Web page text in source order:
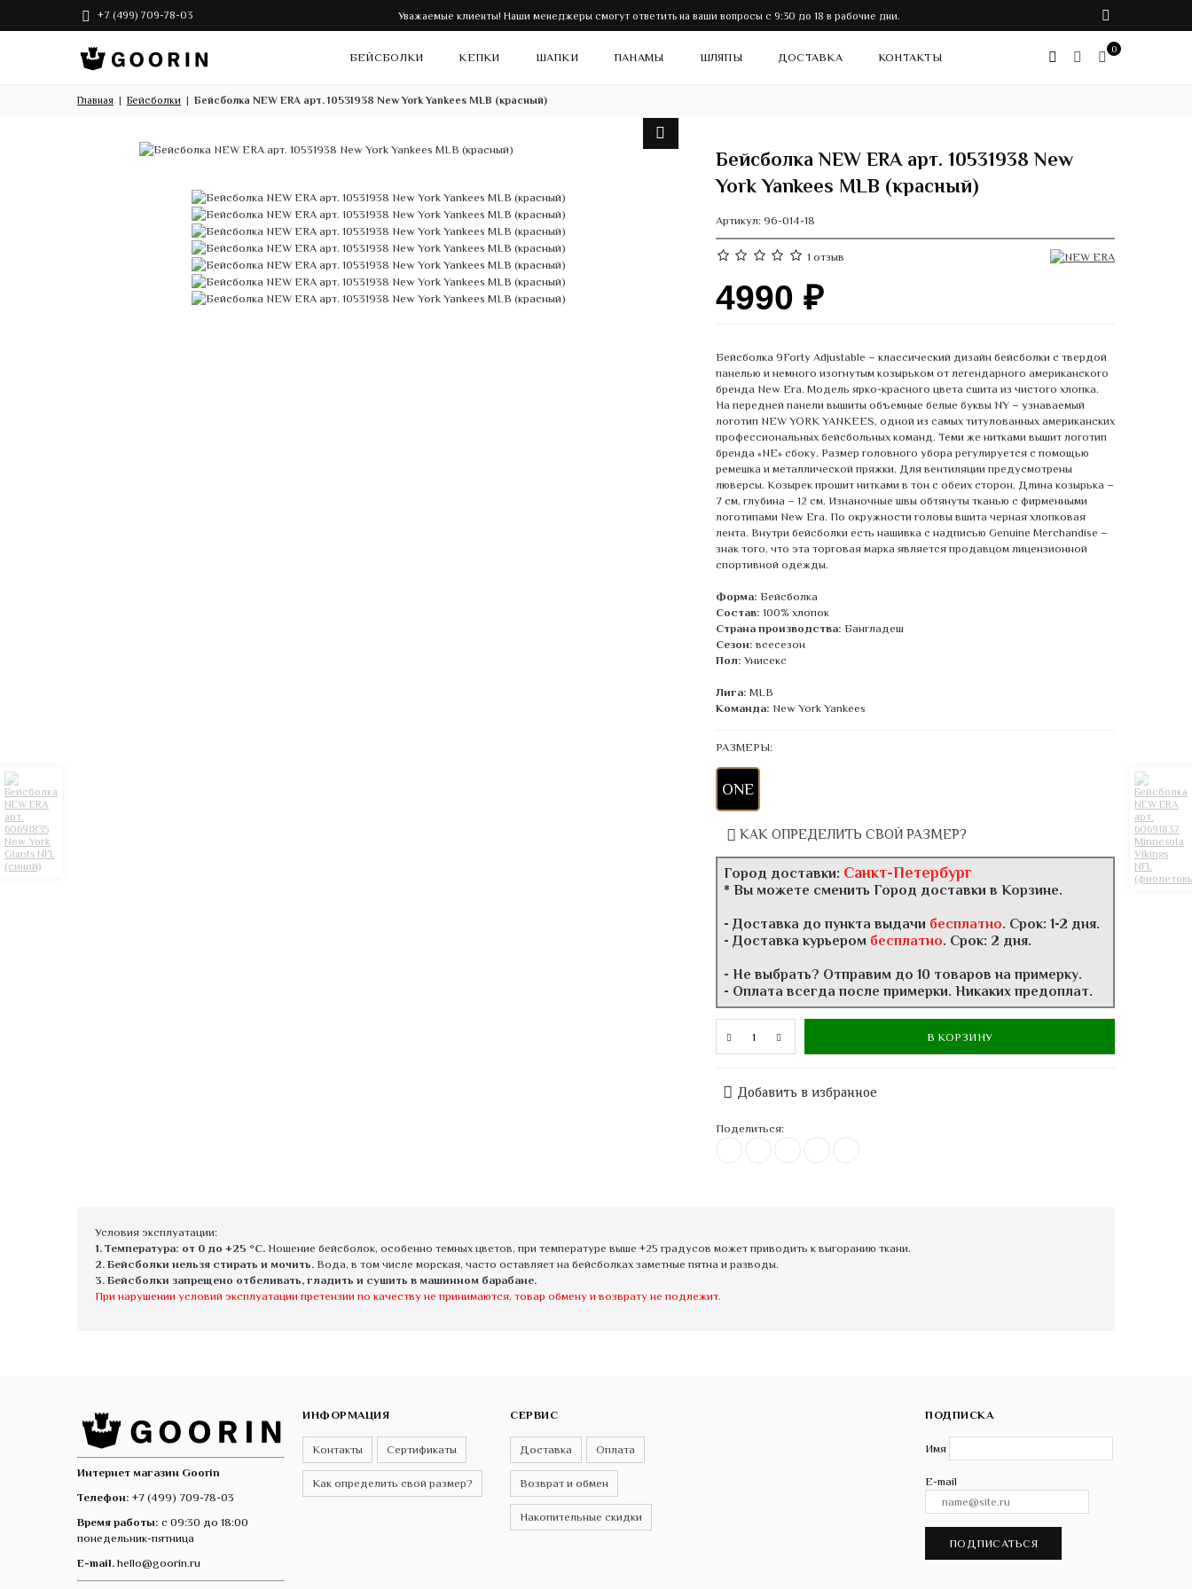
+7 (499) 709-78-03 Уважаемые клиенты! Наши менеджеры смогут ответить на ваши вопросы с 9:30 до 18 в рабочие дни.
БЕЙСБОЛКИ КЕПКИ ШАПКИ ПАНАМЫ ШЛЯПЫ ДОСТАВКА КОНТАКТЫ
0
Главная Бейсболки Бейсболка NEW ERA арт. 10531938 New York Yankees MLB (красный)
Бейсболка NEW ERA арт. 10531938 New
York Yankees MLB (красный)
Артикул: 96-014-18
1 отзыв
4990 ₽
Бейсболка 9Forty Adjustable – классический дизайн бейсболки с твердой
панелью и немного изогнутым козырьком от легендарного американского
бренда New Era. Модель ярко-красного цвета сшита из чистого хлопка.
На передней панели вышиты объемные белые буквы NY – узнаваемый
логотип NEW YORK YANKEES, одной из самых титулованных американских
профессиональных бейсбольных команд. Теми же нитками вышит логотип
бренда «NE» сбоку. Размер головного убора регулируется с помощью
ремешка и металлической пряжки. Для вентиляции предусмотрены
люверсы. Козырек прошит нитками в тон с обеих сторон. Длина козырька –
7 см, глубина – 12 см. Изнаночные швы обтянуты тканью с фирменными
логотипами New Era. По окружности головы вшита черная хлопковая
лента. Внутри бейсболки есть нашивка с надписью Genuine Merchandise –
знак того, что эта торговая марка является продавцом лицензионной
спортивной одежды.
Форма: Бейсболка
Состав: 100% хлопок
Страна производства: Бангладеш
Сезон: всесезон
Пол: Унисекс
Лига: MLB
Команда: New York Yankees
РАЗМЕРЫ:
ONE
КАК ОПРЕДЕЛИТЬ СВОЙ РАЗМЕР?
Город доставки: Санкт-Петербург
* Вы можете сменить Город доставки в Корзине.
- Доставка до пункта выдачи бесплатно. Срок: 1-2 дня.
- Доставка курьером бесплатно. Срок: 2 дня.
- Не выбрать? Отправим до 10 товаров на примерку.
- Оплата всегда после примерки. Никаких предоплат.
В КОРЗИНУ
Добавить в избранное
Поделиться:
Условия эксплуатации:
1. Температура: от 0 до +25 °C. Ношение бейсболок, особенно темных цветов, при температуре выше +25 градусов может приводить к выгоранию ткани.
2. Бейсболки нельзя стирать и мочить. Вода, в том числе морская, часто оставляет на бейсболках заметные пятна и разводы.
3. Бейсболки запрещено отбеливать, гладить и сушить в машинном барабане.
При нарушении условий эксплуатации претензии по качеству не принимаются, товар обмену и возврату не подлежит.
Интернет магазин Goorin
Телефон: +7 (499) 709-78-03
Время работы: с 09:30 до 18:00
понедельник-пятница
E-mail. hello@goorin.ru
ИНФОРМАЦИЯ
Контакты Сертификаты
Как определить свой размер?
СЕРВИС
Доставка Оплата
Возврат и обмен
Накопительные скидки
ПОДПИСКА
Имя
E-mail
ПОДПИСАТЬСЯ